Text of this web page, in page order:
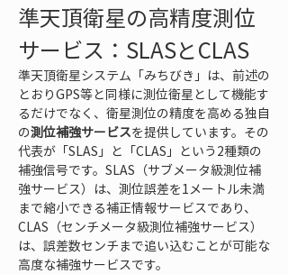
準天頂衛星の高精度測位
サービス：SLASとCLAS
準天頂衛星システム「みちびき」は、前述の
とおりGPS等と同様に測位衛星として機能す
るだけでなく、衛星測位の精度を高める独自
の測位補強サービスを提供しています。その
代表が「SLAS」と「CLAS」という2種類の
補強信号です。SLAS（サブメータ級測位補
強サービス）は、測位誤差を1メートル未満
まで縮小できる補正情報サービスであり、
CLAS（センチメータ級測位補強サービス）
は、誤差数センチまで追い込むことが可能な
高度な補強サービスです。